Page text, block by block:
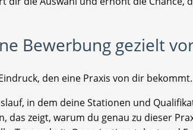
Bewerbung gezielt
den eine Praxis von dir
in dem deine Stationen und
das zeigt, warum du genau zu dieser